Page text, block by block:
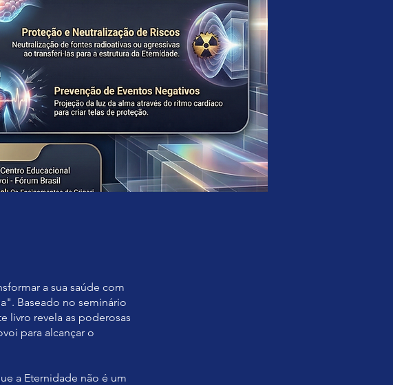
a sua saúde com
Baseado no seminário
livro revela as poderosas
para alcançar o
a Eternidade não é um